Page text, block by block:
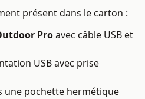
présent dans le carton :
Proavec câble USB et
USB avec prise
une pochette hermétique